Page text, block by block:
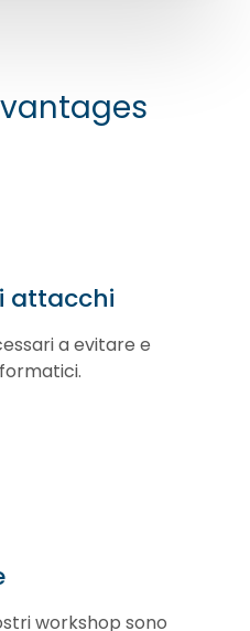
attacchi
a evitare e
workshop sono